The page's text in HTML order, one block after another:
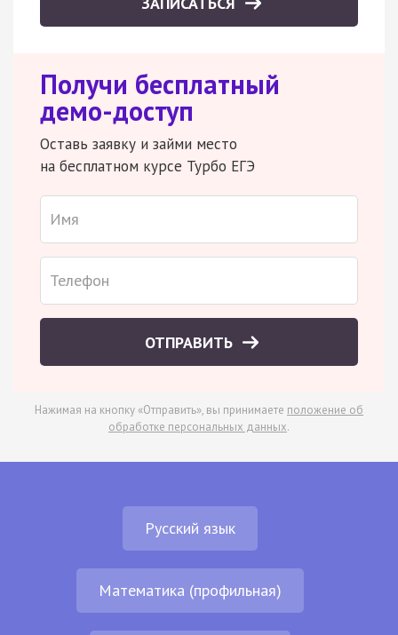
Получи бесплатный
демо-доступ
Оставь заявку и займи место
на бесплатном курсе Турбо ЕГЭ
ОТПРАВИТЬ
Нажимая на кнопку «Отправить», вы принимаете положение об
обработке персональных данных.
Русский язык
Математика (профильная)